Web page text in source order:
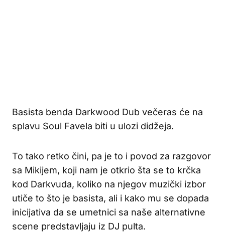
Basista benda Darkwood Dub večeras će na
splavu Soul Favela biti u ulozi didžeja.
To tako retko čini, pa je to i povod za razgovor
sa Mikijem, koji nam je otkrio šta se to krčka
kod Darkvuda, koliko na njegov muzički izbor
utiče to što je basista, ali i kako mu se dopada
inicijativa da se umetnici sa naše alternativne
scene predstavljaju iz DJ pulta.